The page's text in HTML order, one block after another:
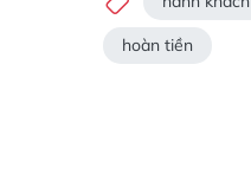
hoàn tiền